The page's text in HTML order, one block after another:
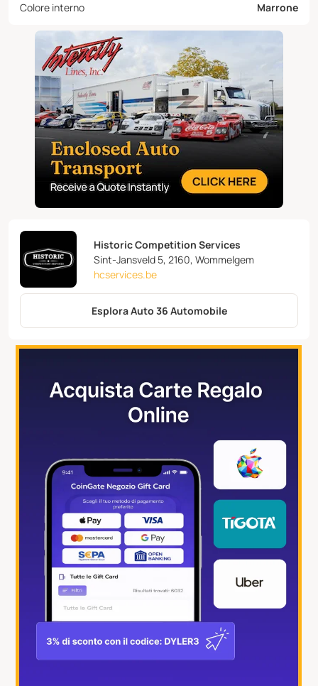
Colore interno Marrone
Historic Competition Services
Sint-Jansveld 5, 2160, Wommelgem
hcservices.be
Esplora Auto 36 Automobile